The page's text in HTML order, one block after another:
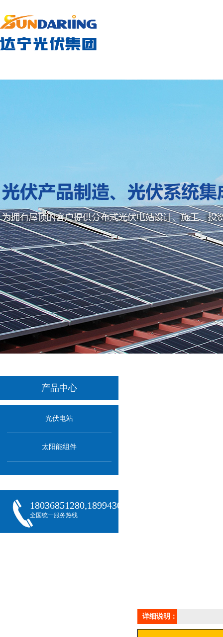
产品中心
光伏电站
太阳能组件
18036851280,18994301288,18068407382
全国统一服务热线
详细说明：